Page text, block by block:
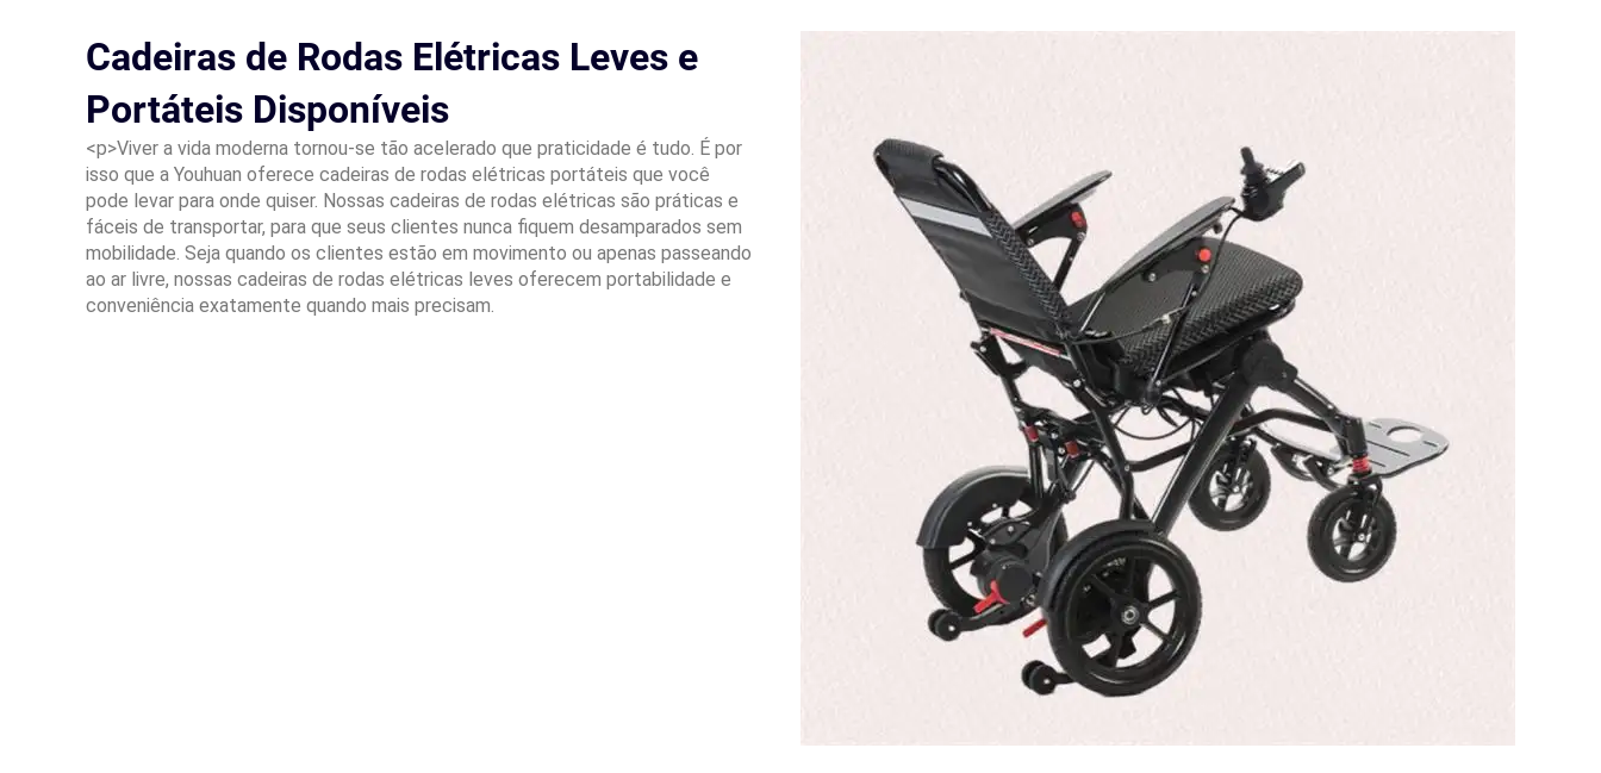
Cadeiras de Rodas Elétricas Leves e
Portáteis Disponíveis
<p>Viver a vida moderna tornou-se tão acelerado que praticidade é tudo. É por
isso que a Youhuan oferece cadeiras de rodas elétricas portáteis que você
pode levar para onde quiser. Nossas cadeiras de rodas elétricas são práticas e
fáceis de transportar, para que seus clientes nunca fiquem desamparados sem
mobilidade. Seja quando os clientes estão em movimento ou apenas passeando
ao ar livre, nossas cadeiras de rodas elétricas leves oferecem portabilidade e
conveniência exatamente quando mais precisam.